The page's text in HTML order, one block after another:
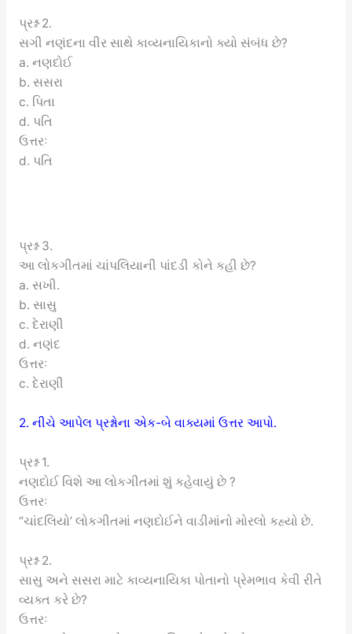
પ્રશ્ન 2.
સગી નણંદના વીર સાથે કાવ્યનાયિકાનો ક્યો સંબંધ છે?
a. નણદોઈ
b. સસરા
c. પિતા
d. પતિ
ઉત્તરઃ
d. પતિ
પ્રશ્ન 3.
આ લોકગીતમાં ચાંપલિયાની પાંદડી કોને કહી છે?
a. સખી.
b. સાસુ
c. દેરાણી
d. નણંદ
ઉત્તરઃ
c. દેરાણી
2. નીચે આપેલ પ્રશ્નોના એક-બે વાક્યમાં ઉત્તર આપો.
પ્રશ્ન 1.
નણદોઈ વિશે આ લોકગીતમાં શું કહેવાયું છે ?
ઉત્તરઃ
“ચાંદલિયો’ લોકગીતમાં નણદોઈને વાડીમાંનો મોરલો કહ્યો છે.
પ્રશ્ન 2.
સાસુ અને સસરા માટે કાવ્યનાયિકા પોતાનો પ્રેમભાવ કેવી રીતે
વ્યક્ત કરે છે?
ઉત્તરઃ